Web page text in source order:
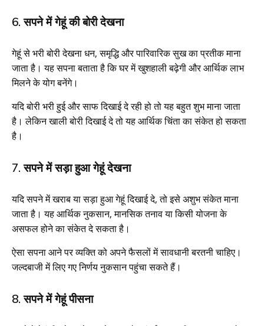
6. सपने में गेहूं की बोरी देखना
गेहूं से भरी बोरी देखना धन, समृद्धि और पारिवारिक सुख का प्रतीक माना
जाता है। यह सपना बताता है कि घर में खुशहाली बढ़ेगी और आर्थिक लाभ
मिलने के योग बनेंगे।
यदि बोरी भरी हुई और साफ दिखाई दे रही हो तो यह बहुत शुभ माना जाता
है। लेकिन खाली बोरी दिखाई दे तो यह आर्थिक चिंता का संकेत हो सकता
है।
7. सपने में सड़ा हुआ गेहूं देखना
यदि सपने में खराब या सड़ा हुआ गेहूं दिखाई दे, तो इसे अशुभ संकेत माना
जाता है। यह आर्थिक नुकसान, मानसिक तनाव या किसी योजना के
असफल होने का संकेत दे सकता है।
ऐसा सपना आने पर व्यक्ति को अपने फैसलों में सावधानी बरतनी चाहिए।
जल्दबाजी में लिए गए निर्णय नुकसान पहुंचा सकते हैं।
8. सपने में गेहूं पीसना